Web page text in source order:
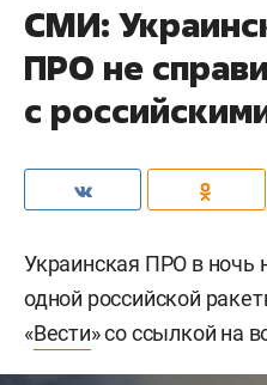
СМИ:
ПРО не
с
Украинская ПРО в ночь
одной российской
«Вести» со ссылкой на